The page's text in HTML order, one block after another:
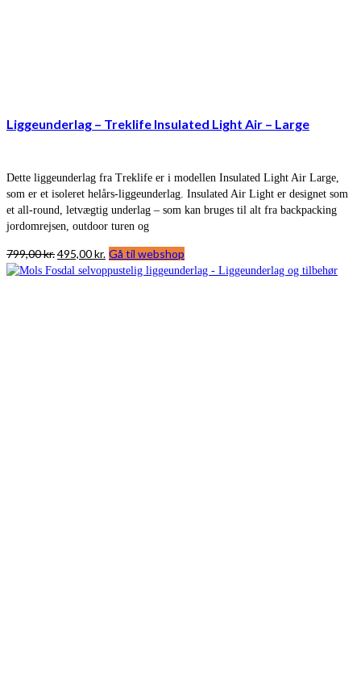
Liggeunderlag – Treklife Insulated Light Air – Large
Dette liggeunderlag fra Treklife er i modellen Insulated Light Air Large,
som er et isoleret helårs-liggeunderlag. Insulated Air Light er designet som
et all-round, letvægtig underlag – som kan bruges til alt fra backpacking
jordomrejsen, outdoor turen og
799,00kr.Den
oprindelige
495,00kr. Den
aktuelle
Gå til webshop